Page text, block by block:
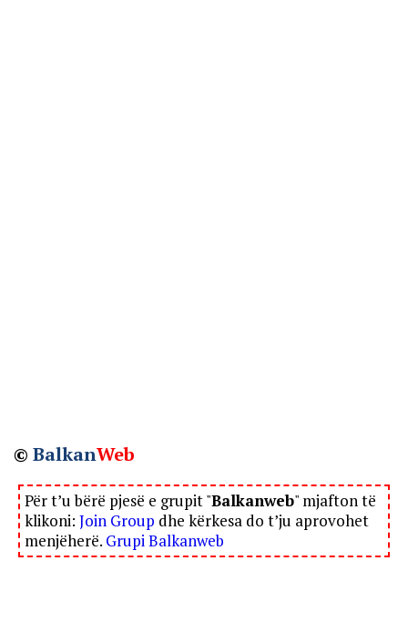
© BalkanWeb
Për t’u bërë pjesë e grupit "Balkanweb" mjafton të
klikoni: Join Group dhe kërkesa do t’ju aprovohet
menjëherë. Grupi Balkanweb